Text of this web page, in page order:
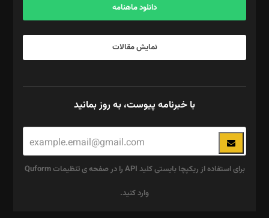
دانلود ماهنامه
نمایش مقالات
با خبرنامه پیوست، به روز بمانید
برای استفاده از ریکپچا بایستی کلید API را در صفحه ی تنظیمات Quform
وارد کنید.